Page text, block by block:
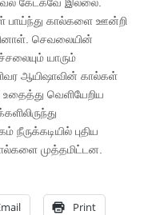
பாய்ந்து கால்களை ஊன்றி
செவலையின்
யாரும்
ஆயிஷாவின் கால்கள்
வெளியேறிய
நீருக்கடியில் புதிய
முத்தமிட்டன.
Print